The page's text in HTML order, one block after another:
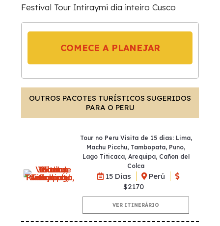
Festival Tour Intiraymi dia inteiro Cusco
COMECE A PLANEJAR
OUTROS PACOTES TURÍSTICOS SUGERIDOS
PARA O PERU
Tour no Peru Visita de 15 dias: Lima,
Machu Picchu, Tambopata, Puno,
Lago Titicaca, Arequipa, Cañon del
Colca
15 Dias
Perú
$2170
VER ITINERÁRIO